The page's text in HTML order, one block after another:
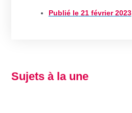
Publié le21 février 2023
Sujets à la une